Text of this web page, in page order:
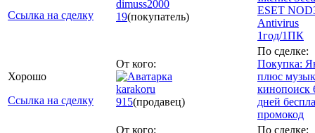
Ссылка на сделку
dimuss2000
19(покупатель)
ESET
Antivirus
1год/1ПК
Хорошо
Ссылка на сделку
От кого:
karakoru
915(продавец)
По сделке:
Покупка:
плюс
кинопоиск
дней
промокод
От кого:
По сделке: